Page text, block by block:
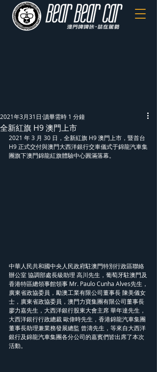
全新紅旗 H9 澳門上市
2021年3月31日 讀畢需時 1 分鐘
2021 年 3 月 30 日，全新紅旗 H9 澳門上市，暨首台
H9 正式交付與澳門大西洋銀行交車儀式于錦龍汽車集
團旗下澳門錦龍紅旗體驗中心圓滿落幕。
中華人民共和國中央人民政府駐澳門特別行政區聯絡
辦公室 協調部處長級助理 高川先生，葡萄牙駐澳門及
香港特區總領事館領事 Mr. Paulo Cunha Alves先生，
廣東省政協委員，勵澳工業有限公司董事長 陳美儀女
士，廣東省政協委員，澳門力寶集團有限公司董事長
廖力嘉先生，大西洋銀行股東大會主席 華年達先生，
大西洋銀行行政總裁 歐偉時先生，香港錦龍汽車集團
董事長助理兼業務發展總監 曾濤先生，等來自大西洋
銀行及錦龍汽車集團各分公司的嘉賓們皆出席了本次
活動。